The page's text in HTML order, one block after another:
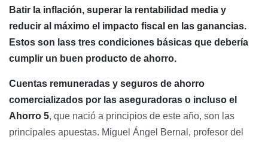
Batir la inflación, superar la rentabilidad media y
reducir al máximo el impacto fiscal en las ganancias.
Estos son lass tres condiciones básicas que debería
cumplir un buen producto de ahorro.
Cuentas remuneradas y seguros de ahorro
comercializados por las aseguradoras o incluso el
Ahorro 5, que nació a principios de este año, son las
principales apuestas. Miguel Ángel Bernal, profesor del